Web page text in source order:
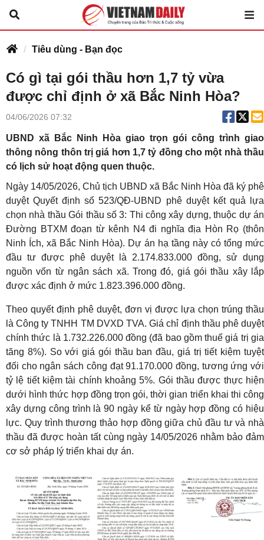
Tiêu dùng - Bạn đọc
Có gì tại gói thầu hơn 1,7 tỷ vừa
được chỉ định ở xã Bắc Ninh Hòa?
04/06/2026 07:32
UBND xã Bắc Ninh Hòa giao trọn gói công trình giao
thông nông thôn trị giá hơn 1,7 tỷ đồng cho một nhà thầu
có lịch sử hoạt động quen thuộc.
Ngày 14/05/2026, Chủ tịch UBND xã Bắc Ninh Hòa đã ký phê
duyệt Quyết định số 523/QĐ-UBND phê duyệt kết quả lựa
chọn nhà thầu Gói thầu số 3: Thi công xây dựng, thuộc dự án
Đường BTXM đoạn từ kênh N4 đi nghĩa địa Hòn Rọ (thôn
Ninh Ích, xã Bắc Ninh Hòa). Dự án hạ tầng này có tổng mức
đầu tư được phê duyệt là 2.174.833.000 đồng, sử dụng
nguồn vốn từ ngân sách xã. Trong đó, giá gói thầu xây lắp
được xác định ở mức 1.823.396.000 đồng.
Theo quyết định phê duyệt, đơn vị được lựa chọn trúng thầu
là Công ty TNHH TM DVXD TVA. Giá chỉ định thầu phê duyệt
chính thức là 1.732.226.000 đồng (đã bao gồm thuế giá trị gia
tăng 8%). So với giá gói thầu ban đầu, giá trị tiết kiệm tuyệt
đối cho ngân sách công đạt 91.170.000 đồng, tương ứng với
tỷ lệ tiết kiệm tài chính khoảng 5%. Gói thầu được thực hiện
dưới hình thức hợp đồng trọn gói, thời gian triển khai thi công
xây dựng công trình là 90 ngày kể từ ngày hợp đồng có hiệu
lực. Quy trình thương thảo hợp đồng giữa chủ đầu tư và nhà
thầu đã được hoàn tất cùng ngày 14/05/2026 nhằm bảo đảm
cơ sở pháp lý triển khai dự án.